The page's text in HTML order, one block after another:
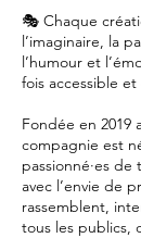
🎭 Chaque
l’imaginaire, la
l’humour et
fois accessible
Fondée en 2019
compagnie est
passionné·es
avec l’envie de
rassemblent,
tous les publics,